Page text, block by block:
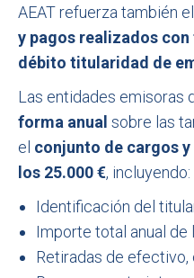
AEAT refuerza también el
y pagos realizados
débito titularidad de
Las entidades emisoras
forma anual sobre las
el conjunto de cargos
los 25.000 €, incluyendo:
Identificación del
Importe total anual de
Retiradas de efectivo,